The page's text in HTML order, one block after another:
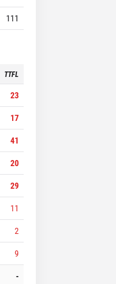
111
TTFL
23
17
41
20
29
11
2
9
-